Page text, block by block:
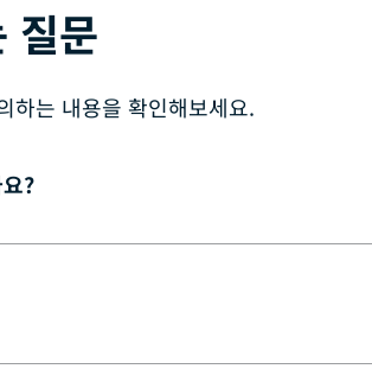
질문
하는 내용을 확인해보세요.
?